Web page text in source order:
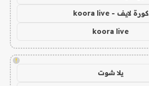
كورة لايف - koora live
koora live
!
يلا شوت